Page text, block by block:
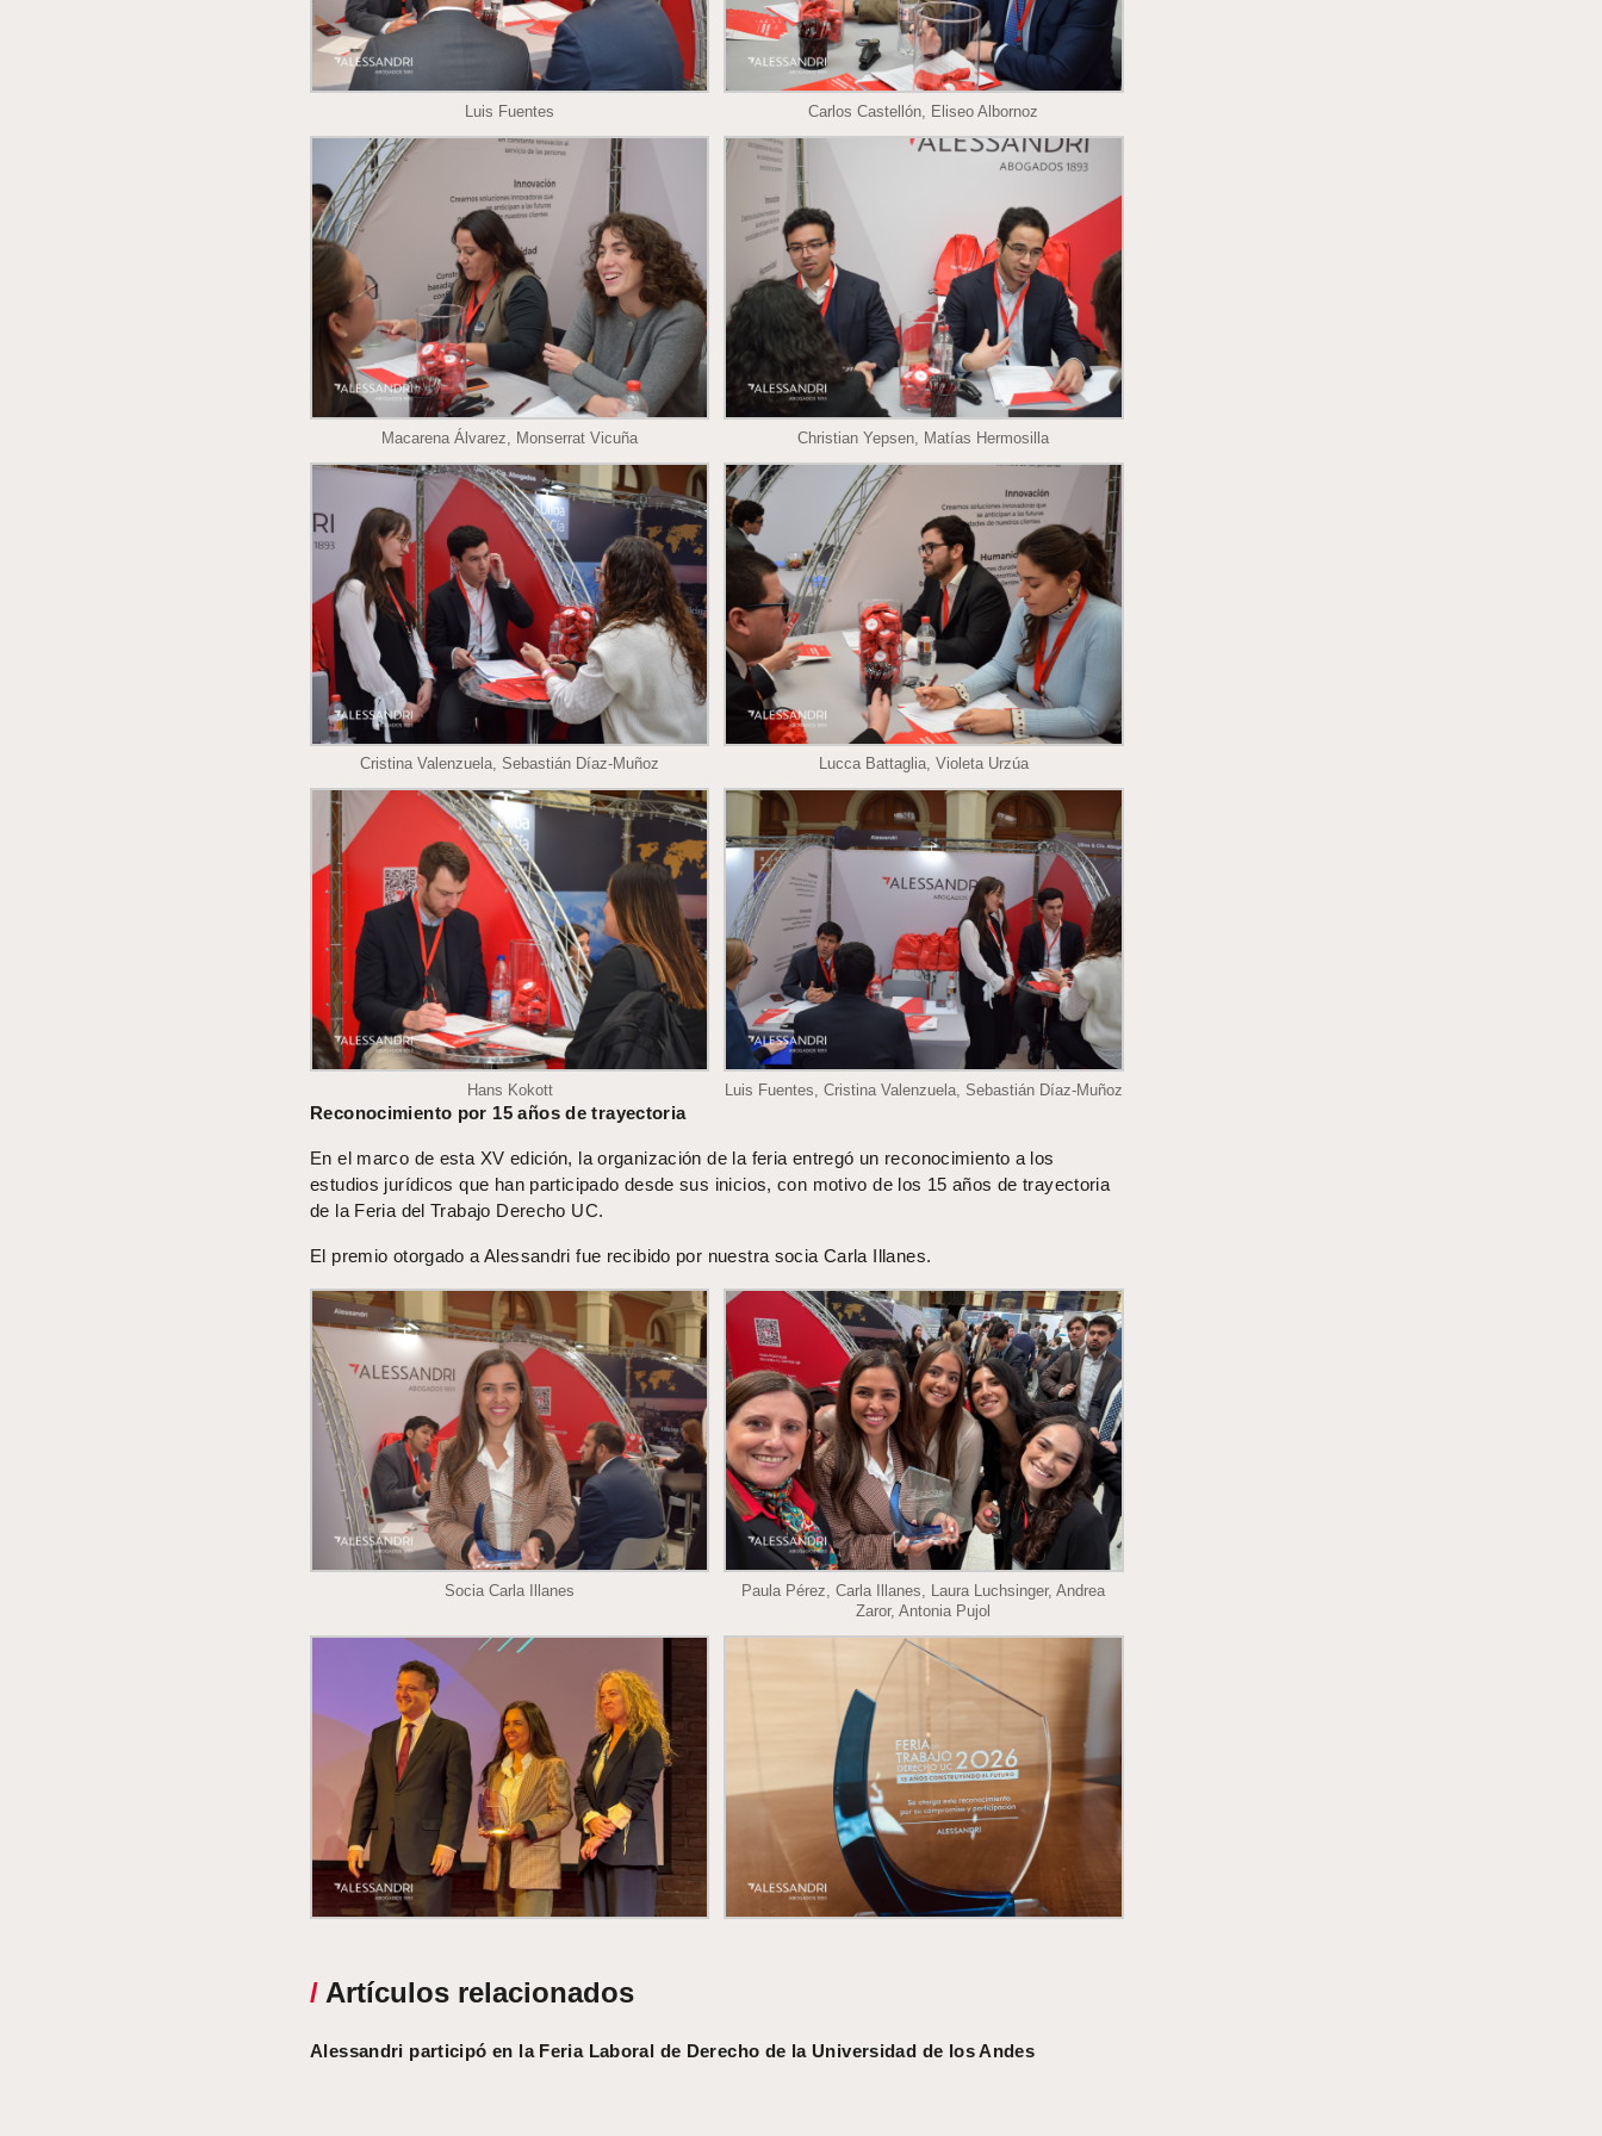
Luis Fuentes Carlos Castellón, Eliseo Albornoz
Macarena Álvarez, Monserrat Vicuña Christian Yepsen, Matías Hermosilla
Cristina Valenzuela, Sebastián Díaz-Muñoz Lucca Battaglia, Violeta Urzúa
Hans Kokott Luis Fuentes, Cristina Valenzuela, Sebastián Díaz-Muñoz
Reconocimiento por 15 años de trayectoria
En el marco de esta XV edición, la organización de la feria entregó un reconocimiento a los
estudios jurídicos que han participado desde sus inicios, con motivo de los 15 años de trayectoria
de la Feria del Trabajo Derecho UC.
El premio otorgado a Alessandri fue recibido por nuestra socia Carla Illanes.
Socia Carla Illanes
Paula Pérez, Carla Illanes, Laura Luchsinger, Andrea
Zaror, Antonia Pujol
/ Artículos relacionados
Alessandri participó en la Feria Laboral de Derecho de la Universidad de los Andes